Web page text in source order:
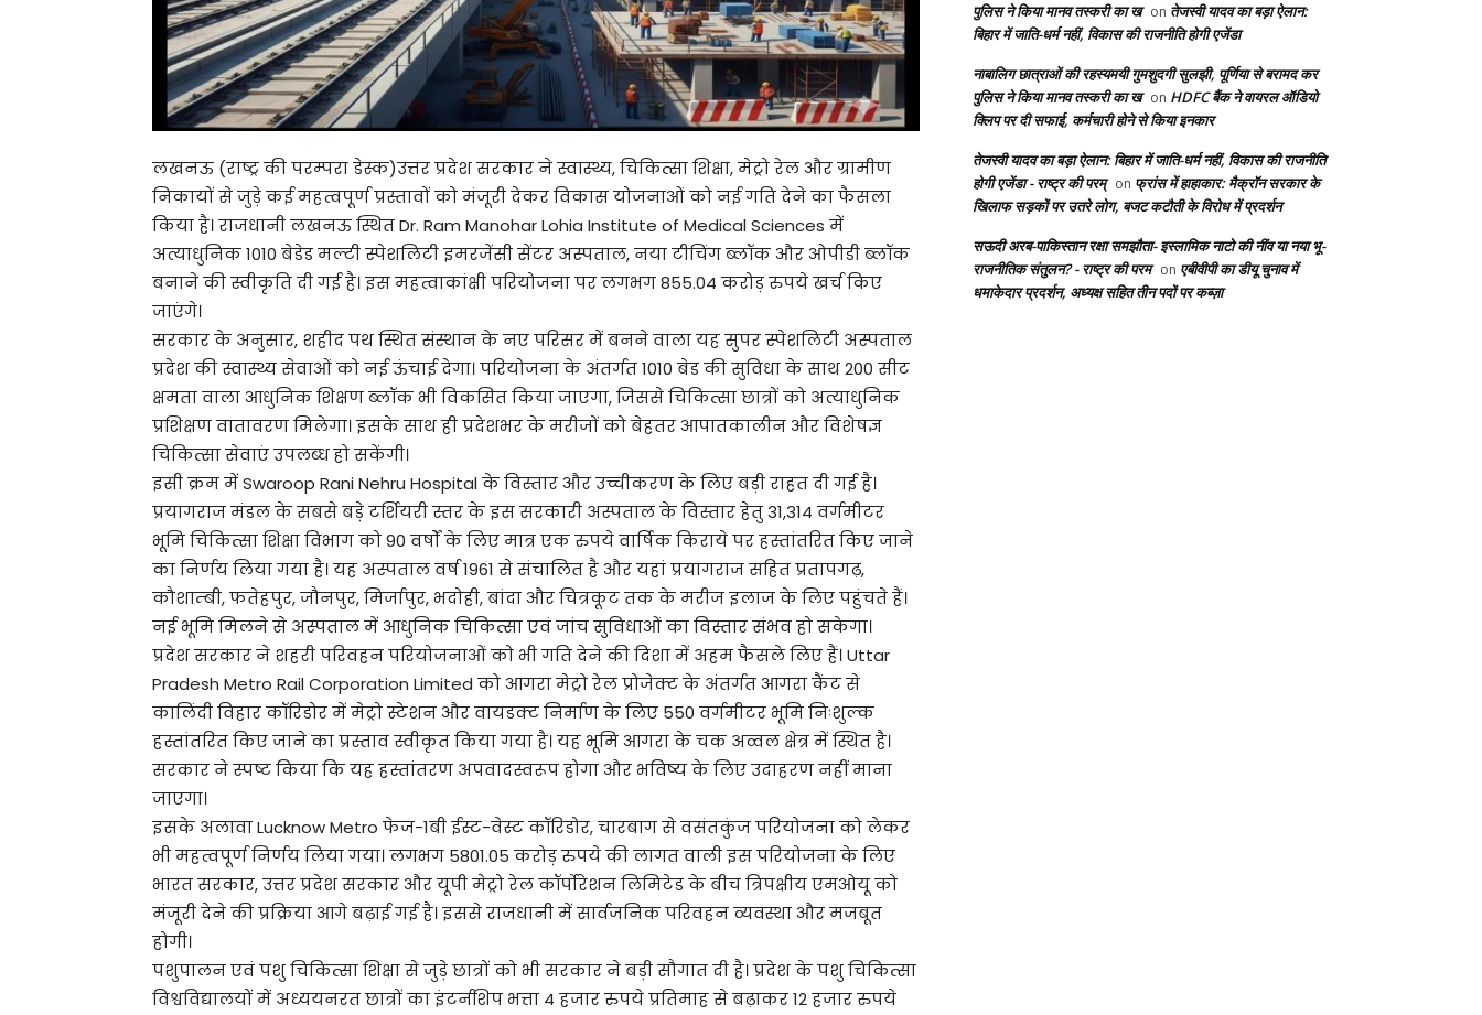
लखनऊ (राष्ट्र की परम्परा डेस्क)उत्तर प्रदेश सरकार ने स्वास्थ्य, चिकित्सा शिक्षा, मेट्रो रेल और ग्रामीण
निकायों से जुड़े कई महत्वपूर्ण प्रस्तावों को मंजूरी देकर विकास योजनाओं को नई गति देने का फैसला
किया है। राजधानी लखनऊ स्थित Dr. Ram Manohar Lohia Institute of Medical Sciences में
अत्याधुनिक 1010 बेडेड मल्टी स्पेशलिटी इमरजेंसी सेंटर अस्पताल, नया टीचिंग ब्लॉक और ओपीडी ब्लॉक
बनाने की स्वीकृति दी गई है। इस महत्वाकांक्षी परियोजना पर लगभग 855.04 करोड़ रुपये खर्च किए
जाएंगे।
सरकार के अनुसार, शहीद पथ स्थित संस्थान के नए परिसर में बनने वाला यह सुपर स्पेशलिटी अस्पताल
प्रदेश की स्वास्थ्य सेवाओं को नई ऊंचाई देगा। परियोजना के अंतर्गत 1010 बेड की सुविधा के साथ 200 सीट
क्षमता वाला आधुनिक शिक्षण ब्लॉक भी विकसित किया जाएगा, जिससे चिकित्सा छात्रों को अत्याधुनिक
प्रशिक्षण वातावरण मिलेगा। इसके साथ ही प्रदेशभर के मरीजों को बेहतर आपातकालीन और विशेषज्ञ
चिकित्सा सेवाएं उपलब्ध हो सकेंगी।
इसी क्रम में Swaroop Rani Nehru Hospital के विस्तार और उच्चीकरण के लिए बड़ी राहत दी गई है।
प्रयागराज मंडल के सबसे बड़े टर्शियरी स्तर के इस सरकारी अस्पताल के विस्तार हेतु 31,314 वर्गमीटर
भूमि चिकित्सा शिक्षा विभाग को 90 वर्षों के लिए मात्र एक रुपये वार्षिक किराये पर हस्तांतरित किए जाने
का निर्णय लिया गया है। यह अस्पताल वर्ष 1961 से संचालित है और यहां प्रयागराज सहित प्रतापगढ़,
कौशाम्बी, फतेहपुर, जौनपुर, मिर्जापुर, भदोही, बांदा और चित्रकूट तक के मरीज इलाज के लिए पहुंचते हैं।
नई भूमि मिलने से अस्पताल में आधुनिक चिकित्सा एवं जांच सुविधाओं का विस्तार संभव हो सकेगा।
प्रदेश सरकार ने शहरी परिवहन परियोजनाओं को भी गति देने की दिशा में अहम फैसले लिए हैं। Uttar
Pradesh Metro Rail Corporation Limited को आगरा मेट्रो रेल प्रोजेक्ट के अंतर्गत आगरा कैंट से
कालिंदी विहार कॉरिडोर में मेट्रो स्टेशन और वायडक्ट निर्माण के लिए 550 वर्गमीटर भूमि निःशुल्क
हस्तांतरित किए जाने का प्रस्ताव स्वीकृत किया गया है। यह भूमि आगरा के चक अव्वल क्षेत्र में स्थित है।
सरकार ने स्पष्ट किया कि यह हस्तांतरण अपवादस्वरूप होगा और भविष्य के लिए उदाहरण नहीं माना
जाएगा।
इसके अलावा Lucknow Metro फेज-1बी ईस्ट-वेस्ट कॉरिडोर, चारबाग से वसंतकुंज परियोजना को लेकर
भी महत्वपूर्ण निर्णय लिया गया। लगभग 5801.05 करोड़ रुपये की लागत वाली इस परियोजना के लिए
भारत सरकार, उत्तर प्रदेश सरकार और यूपी मेट्रो रेल कॉर्पोरेशन लिमिटेड के बीच त्रिपक्षीय एमओयू को
मंजूरी देने की प्रक्रिया आगे बढ़ाई गई है। इससे राजधानी में सार्वजनिक परिवहन व्यवस्था और मजबूत
होगी।
पशुपालन एवं पशु चिकित्सा शिक्षा से जुड़े छात्रों को भी सरकार ने बड़ी सौगात दी है। प्रदेश के पशु चिकित्सा
विश्वविद्यालयों में अध्ययनरत छात्रों का इंटर्नशिप भत्ता 4 हजार रुपये प्रतिमाह से बढ़ाकर 12 हजार रुपये
पुलिस ने किया मानव तस्करी का ख on तेजस्वी यादव का बड़ा ऐलान:
बिहार में जाति-धर्म नहीं, विकास की राजनीति होगी एजेंडा
नाबालिग छात्राओं की रहस्यमयी गुमशुदगी सुलझी, पूर्णिया से बरामद कर
पुलिस ने किया मानव तस्करी का ख on HDFC बैंक ने वायरल ऑडियो
क्लिप पर दी सफाई, कर्मचारी होने से किया इनकार
तेजस्वी यादव का बड़ा ऐलान: बिहार में जाति-धर्म नहीं, विकास की राजनीति
होगी एजेंडा - राष्ट्र की परम् on फ्रांस में हाहाकार: मैक्रॉन सरकार के
खिलाफ सड़कों पर उतरे लोग, बजट कटौती के विरोध में प्रदर्शन
सऊदी अरब-पाकिस्तान रक्षा समझौता- इस्लामिक नाटो की नींव या नया भू-
राजनीतिक संतुलन? - राष्ट्र की परम on एबीवीपी का डीयू चुनाव में
धमाकेदार प्रदर्शन, अध्यक्ष सहित तीन पदों पर कब्ज़ा